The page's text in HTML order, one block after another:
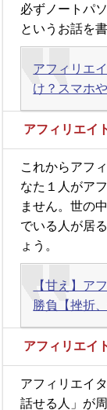
必ずノートパ
というお話を
アフィリエ
け？スマホ
アフィリエイ
これからアフ
なた１人がア
ません。世の
でいる人が居
ょう。
【甘え】ア
勝負【挫折
アフィリエイ
アフィリエイ
話せる人」が